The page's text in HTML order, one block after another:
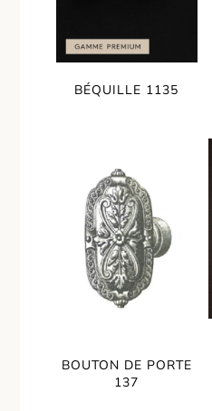
BÉQUILLE 1135
BOUTON DE PORTE
137